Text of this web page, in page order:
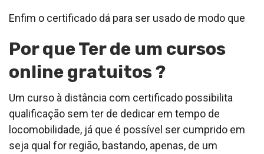
Enfim o certificado dá para ser usado de modo que
Por que Ter de um cursos
online gratuitos ?
Um curso à distância com certificado possibilita
qualificação sem ter de dedicar em tempo de
locomobilidade, já que é possível ser cumprido em
seja qual for região, bastando, apenas, de um